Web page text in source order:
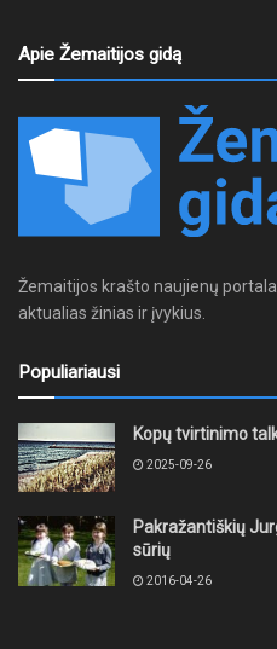
Apie Žemaitijos gidą
Žemaitijos krašto naujienų
aktualias žinias ir įvykius.
Populiariausi
Kopų tvirtinimo
2025-09-26
Pakražantiškių
sūrių
2016-04-26